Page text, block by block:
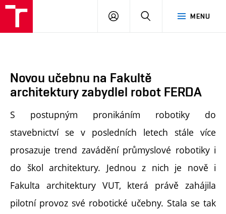
MENU
PŘIHLÁSIT
Novou učebnu na Fakultě
architektury zabydlel robot FERDA
S postupným pronikáním robotiky do
stavebnictví se v posledních letech stále více
prosazuje trend zavádění průmyslové robotiky i
do škol architektury. Jednou z nich je nově i
Fakulta architektury VUT, která právě zahájila
pilotní provoz své robotické učebny. Stala se tak